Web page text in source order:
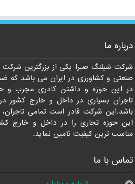
درباره ما
شرکت شیلنگ صبرا یکی از بزرگترین
صنعتی و کشاورزی در ایران می باشد که
در این حوزه و داشتن کادری مجرب و
تاجران بسیاری در داخل و خارج کشور
باشد.این شرکت قادر است تمامی تاجران،
این حوزه تجاری را در داخل و خارج
مناسب ترین کیفیت تامین نماید.
تماس با ما